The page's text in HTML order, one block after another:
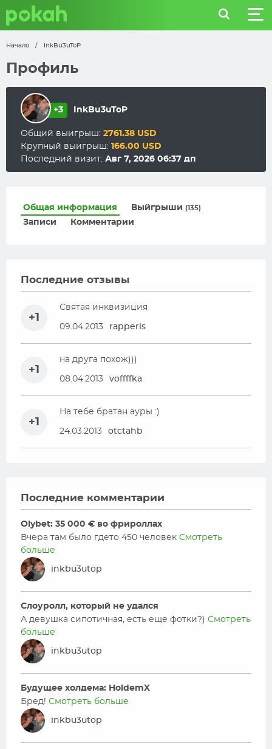
Начало / InkBu3uToP
Профиль
+3 InkBu3uToP
Общий выигрыш: 2761.38 USD
Крупный выигрыш: 166.00 USD
Последний визит: Авг 7, 2026 06:37 дп
Общая информация Выйгрыши (135)
Записи Комментарии
Последние отзывы
+1
Святая инквизиция
09.04.2013 rapperis
+1
на друга похож)))
08.04.2013 voffffka
+1
На тебе братан ауры :)
24.03.2013 otctahb
Последние комментарии
Olybet: 35 000 € во фрироллах
Вчера там было гдето 450 человек Смотреть
больше
inkbu3utop
Слоуролл, который не удался
А девушка сипотичная, есть еще фотки?) Смотреть
больше
inkbu3utop
Будущее холдема: HoldemX
Бред! Смотреть больше
inkbu3utop